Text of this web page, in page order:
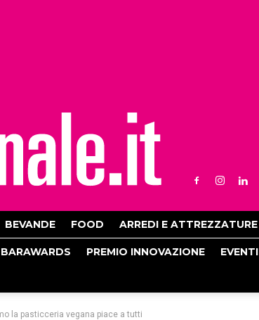
BEVANDE FOOD ARREDI E ATTREZZATURE
BARAWARDS PREMIO INNOVAZIONE EVENTI
la pasticceria vegana piace a tutti